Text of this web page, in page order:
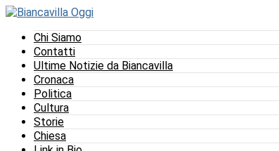
Chi Siamo
Contatti
Ultime Notizie da Biancavilla
Cronaca
Politica
Cultura
Storie
Chiesa